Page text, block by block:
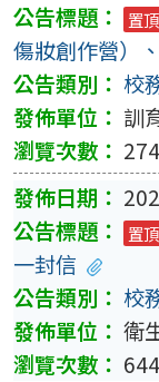
置頂
傷妝創作營）
校
訓
274
置頂
一封信
校
衛
644